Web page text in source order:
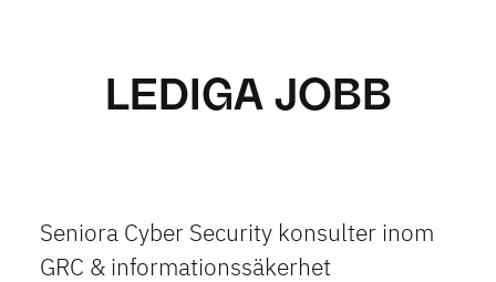
LEDIGA JOBB
Seniora Cyber Security konsulter inom
GRC & informationssäkerhet